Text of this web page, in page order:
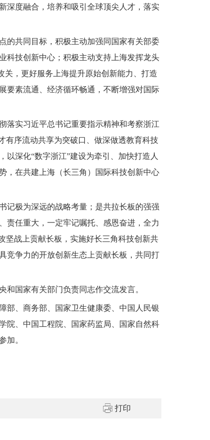
深度融合，培养和吸引全球顶尖人才，落实
的共同目标，积极主动加强同国家有关部委
科技创新中心；积极主动支持上海发挥龙头
，更好服务上海提升原始创新能力、打造
要素流通、经济循环畅通，不断增强对国际
落实习近平总书记重要指示精神和考察浙江
有序流动共享为突破口、做深做透教育科技
深化“数字浙江”建设为牵引、加快打造人
，在共建上海（长三角）国际科技创新中心
记极为深远的战略考量；是共拉长板的强强
责任重大，一定牢记嘱托、感恩奋进，全力
坚战上贡献长板，实施好长三角科技创新共
竞争力的开放创新生态上贡献长板，共同打
国家有关部门负责同志作交流发言。
部、商务部、国家卫生健康委、中国人民银
院、中国工程院、国家药监局、国家自然科
加。
打印